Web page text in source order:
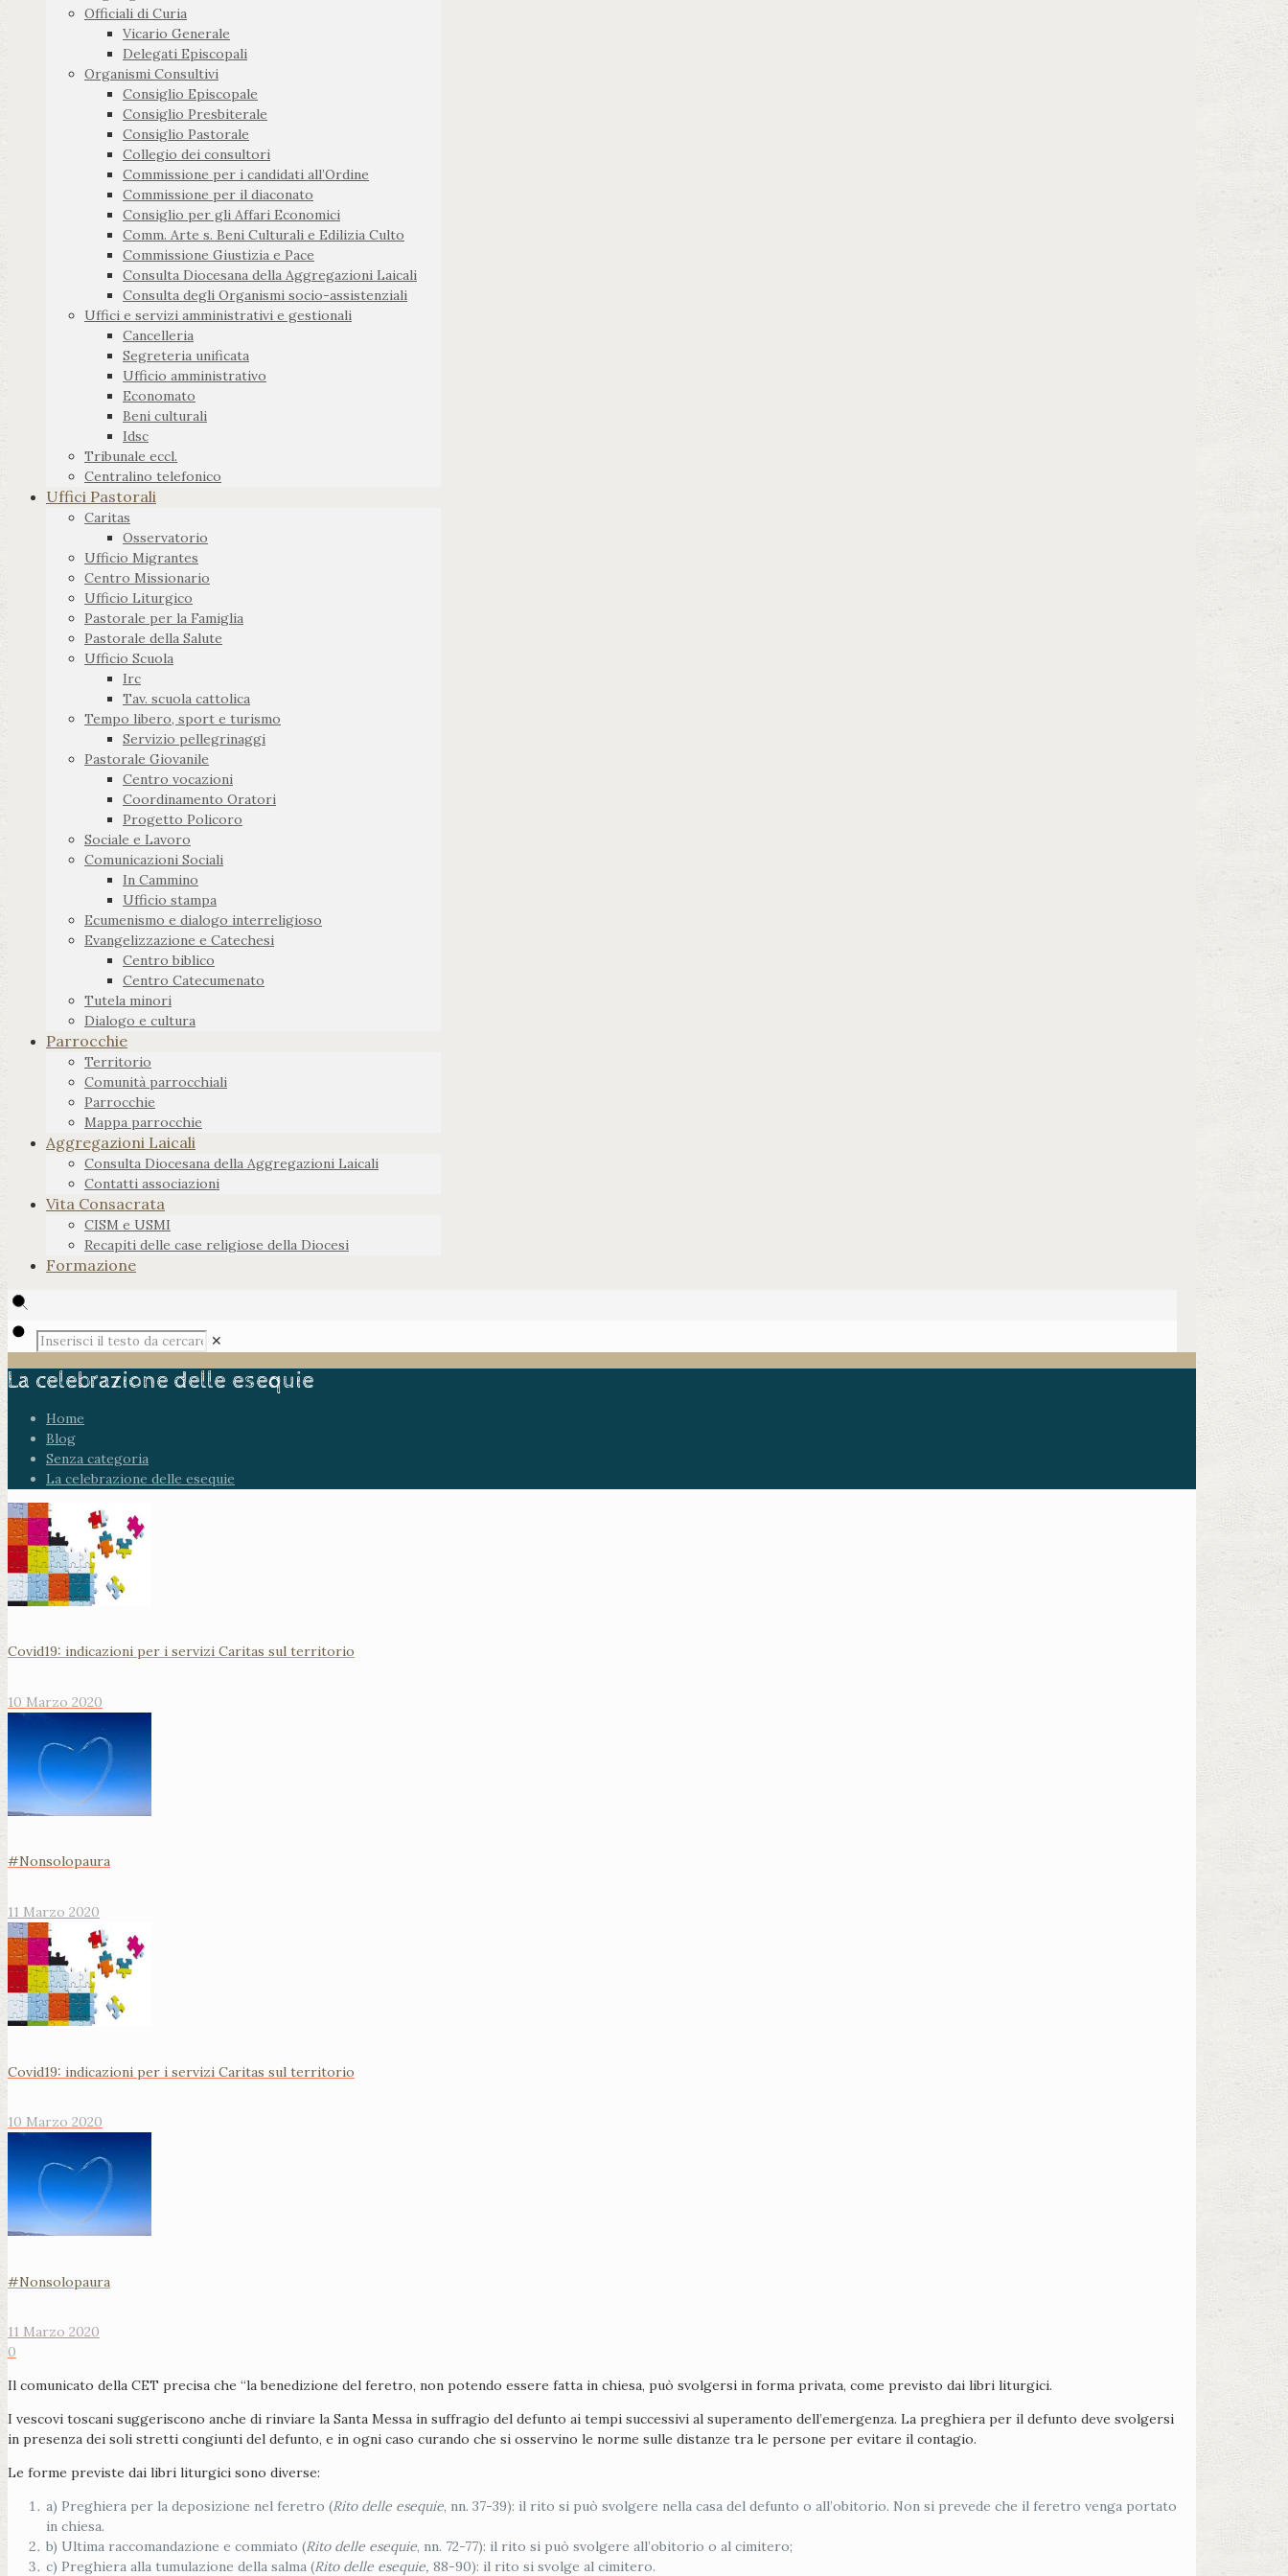
Officiali di Curia
Vicario Generale
Delegati Episcopali
Organismi Consultivi
Consiglio Episcopale
Consiglio Presbiterale
Consiglio Pastorale
Collegio dei consultori
Commissione per i candidati all’Ordine
Commissione per il diaconato
Consiglio per gli Affari Economici
Comm. Arte s. Beni Culturali e Edilizia Culto
Commissione Giustizia e Pace
Consulta Diocesana della Aggregazioni Laicali
Consulta degli Organismi socio-assistenziali
Uffici e servizi amministrativi e gestionali
Cancelleria
Segreteria unificata
Ufficio amministrativo
Economato
Beni culturali
Idsc
Tribunale eccl.
Centralino telefonico
Uffici Pastorali
Caritas
Osservatorio
Ufficio Migrantes
Centro Missionario
Ufficio Liturgico
Pastorale per la Famiglia
Pastorale della Salute
Ufficio Scuola
Irc
Tav. scuola cattolica
Tempo libero, sport e turismo
Servizio pellegrinaggi
Pastorale Giovanile
Centro vocazioni
Coordinamento Oratori
Progetto Policoro
Sociale e Lavoro
Comunicazioni Sociali
In Cammino
Ufficio stampa
Ecumenismo e dialogo interreligioso
Evangelizzazione e Catechesi
Centro biblico
Centro Catecumenato
Tutela minori
Dialogo e cultura
Parrocchie
Territorio
Comunità parrocchiali
Parrocchie
Mappa parrocchie
Aggregazioni Laicali
Consulta Diocesana della Aggregazioni Laicali
Contatti associazioni
Vita Consacrata
CISM e USMI
Recapiti delle case religiose della Diocesi
Formazione
✕
La celebrazione delle esequie
Home
Blog
Senza categoria
La celebrazione delle esequie
Covid19: indicazioni per i servizi Caritas sul territorio
10 Marzo 2020
#Nonsolopaura
11 Marzo 2020
Covid19: indicazioni per i servizi Caritas sul territorio
10 Marzo 2020
#Nonsolopaura
11 Marzo 2020
0
Il comunicato della CET precisa che “la benedizione del feretro, non potendo essere fatta in chiesa, può svolgersi in forma privata, come previsto dai libri liturgici.
I vescovi toscani suggeriscono anche di rinviare la Santa Messa in suffragio del defunto ai tempi successivi al superamento dell’emergenza. La preghiera per il defunto deve svolgersi
in presenza dei soli stretti congiunti del defunto, e in ogni caso curando che si osservino le norme sulle distanze tra le persone per evitare il contagio.
Le forme previste dai libri liturgici sono diverse:
a) Preghiera per la deposizione nel feretro (Rito delle esequie, nn. 37-39): il rito si può svolgere nella casa del defunto o all’obitorio. Non si prevede che il feretro venga portato
in chiesa.
b) Ultima raccomandazione e commiato (Rito delle esequie, nn. 72-77): il rito si può svolgere all’obitorio o al cimitero;
c) Preghiera alla tumulazione della salma (Rito delle esequie, 88-90): il rito si svolge al cimitero.